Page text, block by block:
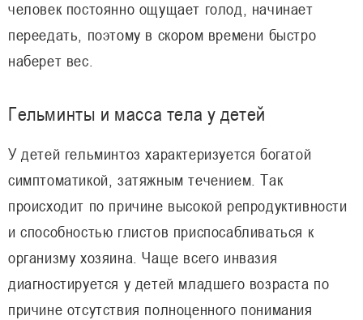
человек постоянно ощущает голод, начинает
переедать, поэтому в скором времени быстро
наберет вес.
Гельминты и масса тела у детей
У детей гельминтоз характеризуется богатой
симптоматикой, затяжным течением. Так
происходит по причине высокой репродуктивности
и способностью глистов приспосабливаться к
организму хозяина. Чаще всего инвазия
диагностируется у детей младшего возраста по
причине отсутствия полноценного понимания